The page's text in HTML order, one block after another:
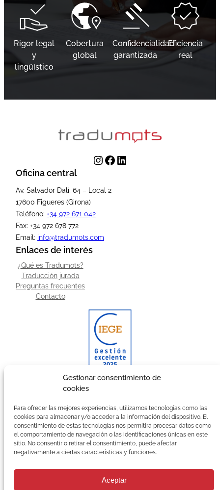
Gestionar consentimiento de
cookies
Para ofrecer las mejores experiencias, utilizamos tecnologías como las
cookies para almacenar y/o acceder a la información del dispositivo. El
consentimiento de estas tecnologías nos permitirá procesar datos como
el comportamiento de navegación o las identificaciones únicas en este
sitio. No consentir o retirar el consentimiento, puede afectar
negativamente a ciertas características y funciones.
Aceptar
Rigor legal
y
lingüístico
Cobertura
global
Confidencialidad
garantizada
Eficiencia
real
InstagramFacebook LinkedIn
Oficina central
Av. Salvador Dalí, 64 – Local 2
17600 Figueres (Girona)
Teléfono: +34 972 671 042
Fax: +34 972 678 772
Email: info@tradumots.com
Enlaces de interés
¿Qué es Tradumots?
Traducción jurada
Preguntas frecuentes
Contacto
Galardonada con el certificado CIEGE a la Gestión
Suscríbete a nuestra Newsletter
C
o
r
e